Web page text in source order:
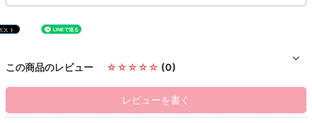
この商品のレビュー ☆☆☆☆☆ (0)
レビューを書く